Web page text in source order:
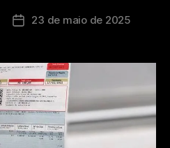
23 de maio de 2025